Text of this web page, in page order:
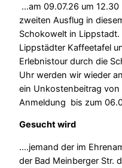
…am 09.07.26 um
zweiten Ausflug in
Schokowelt in
Lippstädter Kaffeetafel
Erlebnistour durch die
Uhr werden wir wieder
ein Unkostenbeitrag
Anmeldung bis zum
Gesucht wird
….jemand der im
der Bad Meinberger Str.